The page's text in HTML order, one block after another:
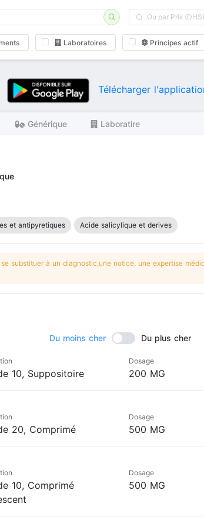
Laboratoires Principes actif
Télécharger
Générique Laboratire
et antipyretiques Acide salicylique et derives
substituer à un diagnostic,une notice, une expertise
Du moins cher Du plus cher
10, Suppositoire
Dosage
200 MG
20, Comprimé
Dosage
500 MG
10, Comprimé
Dosage
500 MG